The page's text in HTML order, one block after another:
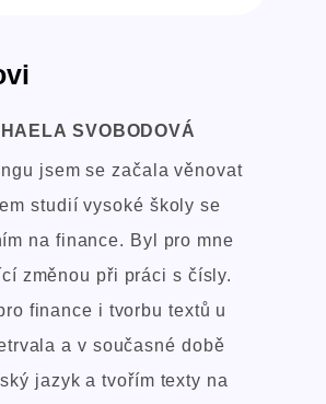
SVOBODOVÁ
jsem se začala věnovat
studií vysoké školy se
na finance. Byl pro mne
změnou při práci s čísly.
finance i tvorbu textů u
a v současné době
jazyk a tvořím texty na